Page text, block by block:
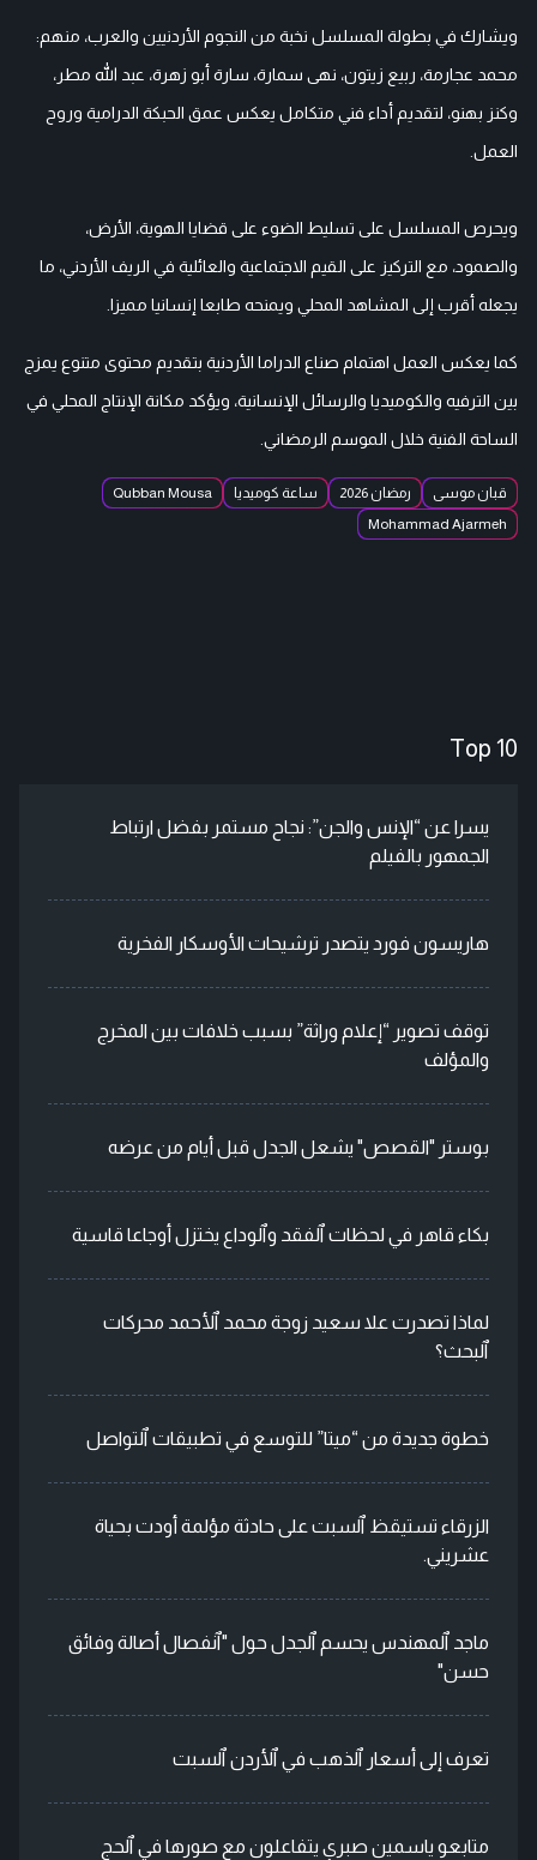
ويشارك في بطولة المسلسل نخبة من النجوم الأردنيين والعرب، منهم:
محمد عجارمة، ربيع زيتون، نهى سمارة، سارة أبو زهرة، عبد الله مطر،
وكنز بهنو، لتقديم أداء فني متكامل يعكس عمق الحبكة الدرامية وروح
العمل.
ويحرص المسلسل على تسليط الضوء على قضايا الهوية، الأرض،
والصمود، مع التركيز على القيم الاجتماعية والعائلية في الريف الأردني، ما
يجعله أقرب إلى المشاهد المحلي ويمنحه طابعا إنسانيا مميزا.
كما يعكس العمل اهتمام صناع الدراما الأردنية بتقديم محتوى متنوع يمزج
بين الترفيه والكوميديا والرسائل الإنسانية، ويؤكد مكانة الإنتاج المحلي في
الساحة الفنية خلال الموسم الرمضاني.
قبان موسى رمضان 2026 ساعة كوميديا
Qubban Mousa
Mohammad Ajarmeh
Top 10
يسرا عن “الإنس والجن”: نجاح مستمر بفضل ارتباط
الجمهور بالفيلم
هاريسون فورد يتصدر ترشيحات الأوسكار الفخرية
توقف تصوير “إعلام وراثة” بسبب خلافات بين المخرج
والمؤلف
بوستر "القصص" يشعل الجدل قبل أيام من عرضه
بكاء قاهر في لحظات ٱلفقد وٱلوداع يختزل أوجاعا قاسية
لماذا تصدرت علا سعيد زوجة محمد ٱلأحمد محركات
ٱلبحث؟
خطوة جديدة من “ميتا” للتوسع في تطبيقات ٱلتواصل
الزرقاء تستيقظ ٱلسبت على حادثة مؤلمة أودت بحياة
عشريني.
ماجد ٱلمهندس يحسم ٱلجدل حول "ٱنفصال أصالة وفائق
حسن"
تعرف إلى أسعار ٱلذهب في ٱلأردن ٱلسبت
متابعو ياسمين صبري يتفاعلون مع صورها في ٱلحج